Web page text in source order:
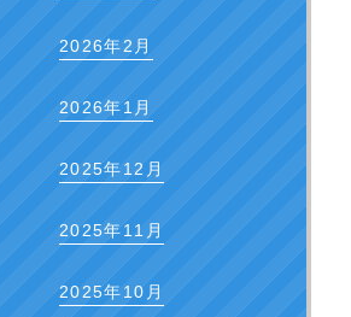
2026年2月
2026年1月
2025年12月
2025年11月
2025年10月